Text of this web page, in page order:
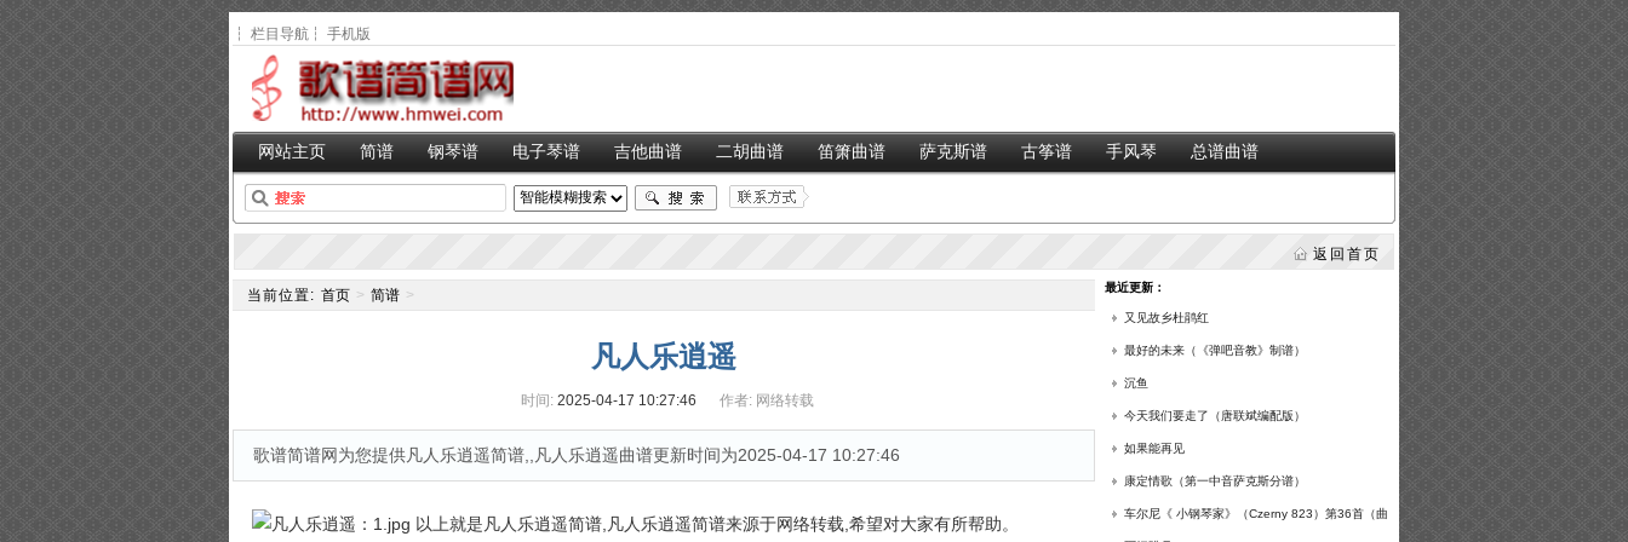
┆ 栏目导航 ┆ 手机版
网站主页 简谱 钢琴谱 电子琴谱 吉他曲谱 二胡曲谱 笛箫曲谱 萨克斯谱 古筝谱 手风琴 总谱曲谱
返回首页
当前位置: 首页 > 简谱 >
凡人乐逍遥
时间: 2025-04-17 10:27:46 作者: 网络转载
歌谱简谱网为您提供凡人乐逍遥简谱,,凡人乐逍遥曲谱更新时间为2025-04-17 10:27:46
以上就是凡人乐逍遥简谱,凡人乐逍遥简谱来源于网络转载,希望对大家有所帮助。
最近更新：
又见故乡杜鹃红
最好的未来（《弹吧音教》制谱）
沉鱼
今天我们要走了（唐联斌编配版）
如果能再见
康定情歌（第一中音萨克斯分谱）
车尔尼《 小钢琴家》（Czerny 823）第36首（曲